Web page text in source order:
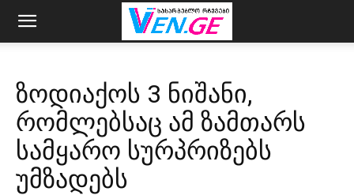
ზოდიაქოს 3 ნიშანი,
რომლებსაც ამ ზამთარს
სამყარო სურპრიზებს
უმზადებს